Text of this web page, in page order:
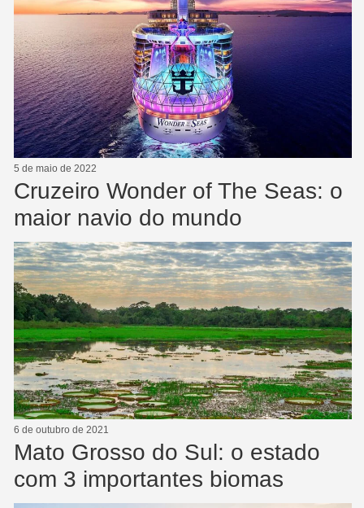
5 de maio de 2022
Cruzeiro Wonder of The Seas: o
maior navio do mundo
6 de outubro de 2021
Mato Grosso do Sul: o estado
com 3 importantes biomas